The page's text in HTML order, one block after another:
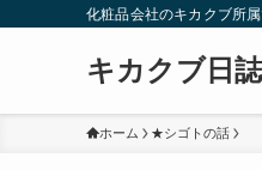
化粧品会社のキカクブ所
キカクブ日誌
ホーム ★シゴトの話